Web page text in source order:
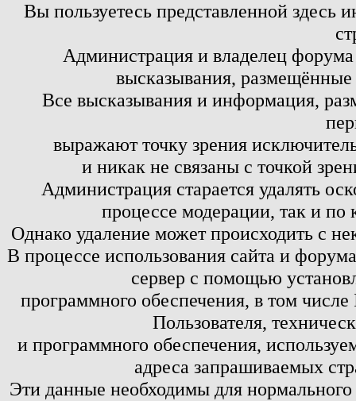
Вы пользуетесь представленной здесь
Администрация и владелец
высказывания,
Все высказывания и информация,
выражают точку зрения
и никак не связаны с точкой
Администрация старается удалять
процессе модерации, так и по
Однако удаление может происходить с
В процессе использования сайта и
сервер с помощью
программного обеспечения, в том
Пользователя,
и программного обеспечения,
адреса запрашиваемых
Эти данные необходимы для